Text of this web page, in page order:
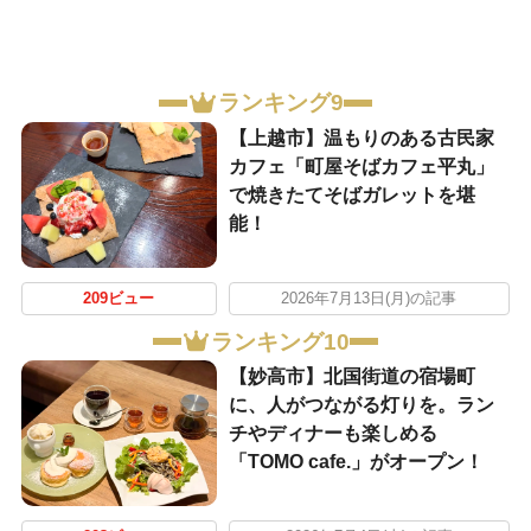
ランキング9
【上越市】温もりのある古民家
カフェ「町屋そばカフェ平丸」
で焼きたてそばガレットを堪
能！
209ビュー 2026年7月13日(月)の記事
ランキング10
【妙高市】北国街道の宿場町
に、人がつながる灯りを。ラン
チやディナーも楽しめる
「TOMO cafe.」がオープン！